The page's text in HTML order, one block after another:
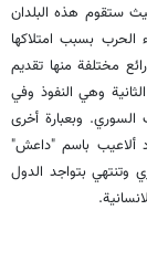
ستقوم هذه البلدان
الحرب بسبب امتلاكها
مختلفة منها تقديم
وهي النفوذ وفي
وبعبارة أخرى
ألاعيب باسم "داعش"
وتنتهي بتواجد الدول